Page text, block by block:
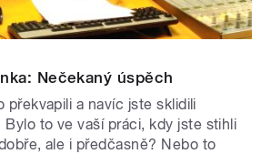
Nečekaný úspěch
překvapili a navíc jste sklidili
to ve vaší práci, kdy jste stihli
ale i předčasně? Nebo to